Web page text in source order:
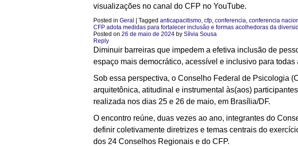
visualizações no canal do CFP no YouTube.
Posted in Geral Tagged anticapacitismo, cfp, conferencia, conferencia
CFP adota medidas para fortalecer inclusão e formas acolhedoras da
Posted on 26 de maio de 2024 by Sílvia Sousa
Reply
Diminuir barreiras que impedem a efetiva inclusão de
espaço mais democrático, acessível e inclusivo para todas
Sob essa perspectiva, o Conselho Federal de Psicologia
arquitetônica, atitudinal e instrumental às(aos)
realizada nos dias 25 e 26 de maio, em Brasília/DF.
O encontro reúne, duas vezes ao ano, integrantes do
definir coletivamente diretrizes e temas centrais do
dos 24 Conselhos Regionais e do CFP.